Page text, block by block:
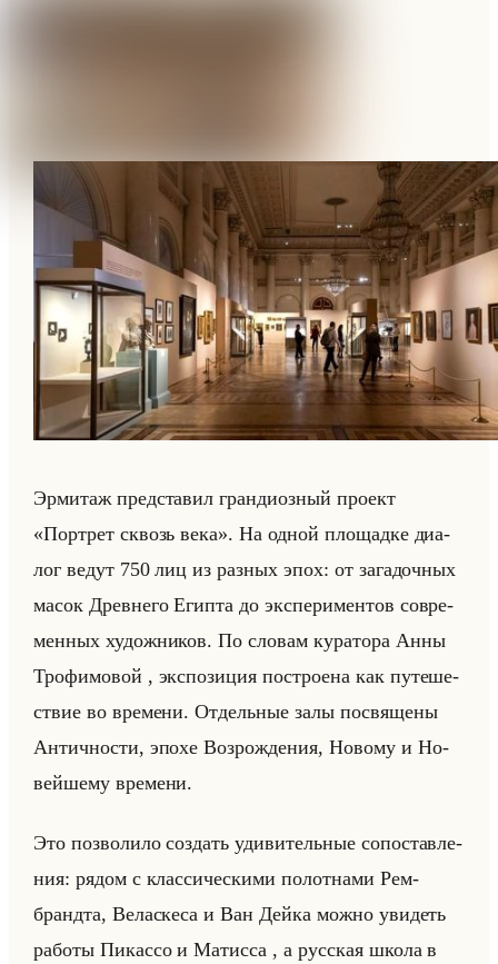
Эр­ми­таж пред­ста­вил гран­ди­оз­ный про­ект
«Портрет сквозь века». На одной пло­щад­ке диа­
лог ведут 750 лиц из раз­ных эпох: от за­га­доч­ных
масок Древ­не­го Егип­та до экс­пе­ри­мен­тов со­вре­
мен­ных ху­дож­ни­ков. По сло­вам ку­ра­то­ра Анны
Тро­фи­мо­вой , экс­по­зи­ция по­стро­ена как пу­те­ше­
ствие во вре­ме­ни. От­дельные залы по­свя­ще­ны
Ан­тич­но­сти, эпохе Воз­рож­де­ния, Но­во­му и Но­
вейше­му вре­ме­ни.
Это поз­во­ли­ло со­здать уди­ви­тельные со­по­став­ле­
ния: рядом с клас­си­че­ски­ми по­лот­на­ми Рем­
бранд­та, Ве­лас­ке­са и Ван Дейка можно уви­деть
ра­бо­ты Пи­кассо и Ма­тис­са , а рус­ская школа в